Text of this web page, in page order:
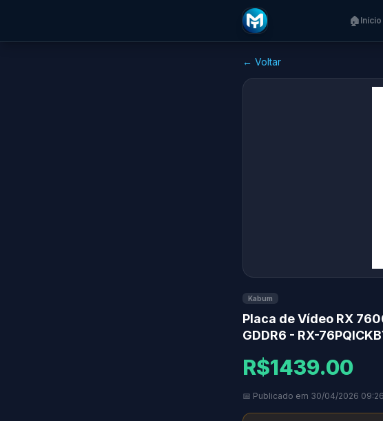
🏠 Início
← Voltar
Kabum
Placa de Vídeo RX
GDDR6 - RX-
R$1439.00
📅 Publicado em 30/04/2026 09:26